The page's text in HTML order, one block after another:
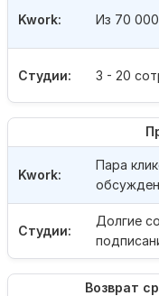
Студии: 3 - 20
Kwork: Из 70
Студии:
Долгие
Kwork:
Пара
Возврат